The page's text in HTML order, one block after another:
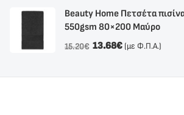
Beauty Home Πετσέτα
550gsm 80×200 Μαύρο
15.20€ 13.68€ (με Φ.Π.Α.)